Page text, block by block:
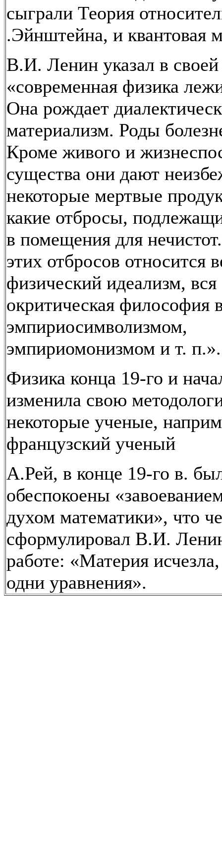
сыграли Теория
.Эйнштейна, и квантовая
В.И. Ленин указал в своей
«современная физика
Она рождает
материализм. Роды
Кроме живого и
существа они дают
некоторые мертвые
какие отбросы,
в помещения для
этих отбросов относится
физический идеализм,
окритическая философия
эмпириосимволизмом,
эмпириомонизмом и т. п.».
Физика конца 19-го и
изменила свою
некоторые ученые,
французский ученый
А.Рей, в конце 19-го в.
обеспокоены
духом математики», что
сформулировал В.И.
работе: «Материя
одни уравнения».